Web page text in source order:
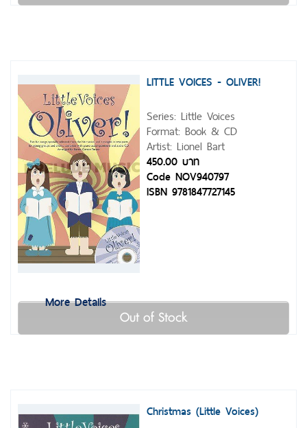
More Details
LITTLE VOICES - OLIVER!
Series: Little Voices
Format: Book & CD
Artist: Lionel Bart
450.00 บาท
Code NOV940797
ISBN 9781847727145
Out of Stock
Christmas (Little Voices)